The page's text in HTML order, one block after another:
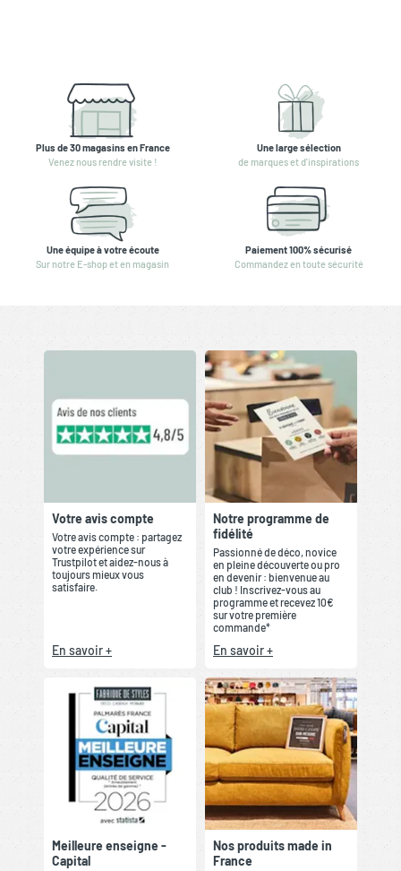
Plus de 30 magasins en France
Venez nous rendre visite !
Une large sélection
de marques et d'inspirations
Une équipe à votre écoute
Sur notre E-shop et en magasin
Paiement 100% sécurisé
Commandez en toute sécurité
Votre avis compte
Votre avis compte : partagez
votre expérience sur
Trustpilot et aidez-nous à
toujours mieux vous
satisfaire.
En savoir +
Notre programme de
fidélité
Passionné de déco, novice
en pleine découverte ou pro
en devenir : bienvenue au
club ! Inscrivez-vous au
programme et recevez 10€
sur votre première
commande*
En savoir +
Meilleure enseigne -
Capital
Nos produits made in
France